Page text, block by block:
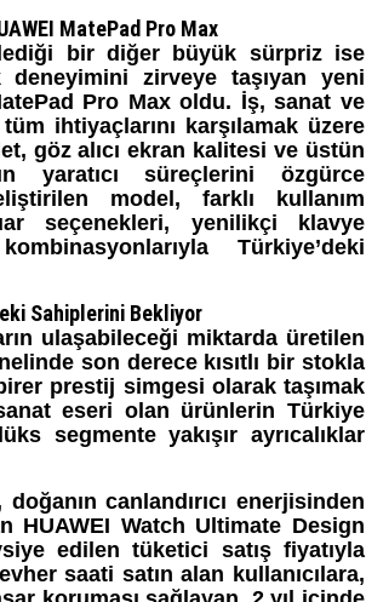
MatePad Pro Max
bir diğer büyük sürpriz ise
deneyimini zirveye taşıyan yeni
Pro Max oldu. İş, sanat ve
ihtiyaçlarını karşılamak üzere
göz alıcı ekran kalitesi ve üstün
yaratıcı süreçlerini özgürce
model, farklı kullanım
seçenekleri, yenilikçi klavye
Türkiye’deki
Sahiplerini Bekliyor
ulaşabileceği miktarda üretilen
son derece kısıtlı bir stokla
prestij simgesi olarak taşımak
eseri olan ürünlerin Türkiye
segmente yakışır ayrıcalıklar
canlandırıcı enerjisinden
HUAWEI Watch Ultimate Design
edilen tüketici satış fiyatıyla
saati satın alan kullanıcılara,